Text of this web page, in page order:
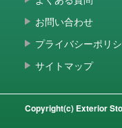
お問い合わせ
プライバシーポリ
サイトマップ
Copyright(c) Exterior